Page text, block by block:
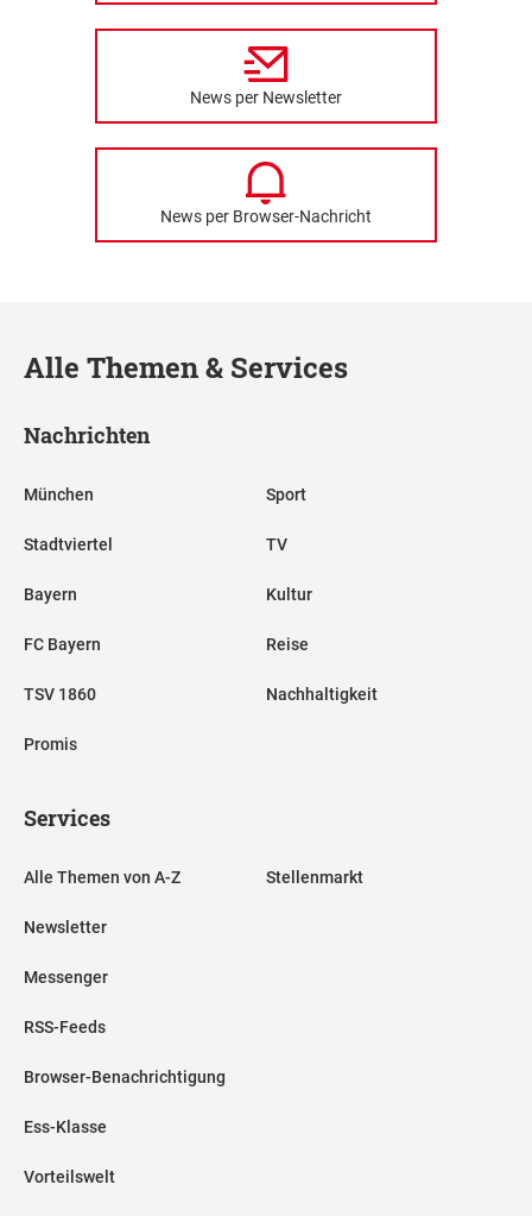
News per Newsletter
News per Browser-Nachricht
Alle Themen & Services
Nachrichten
München
Stadtviertel
Bayern
FC Bayern
TSV 1860
Promis
Sport
TV
Kultur
Reise
Nachhaltigkeit
Services
Alle Themen von A-Z
Newsletter
Messenger
RSS-Feeds
Browser-Benachrichtigung
Ess-Klasse
Vorteilswelt
Stellenmarkt